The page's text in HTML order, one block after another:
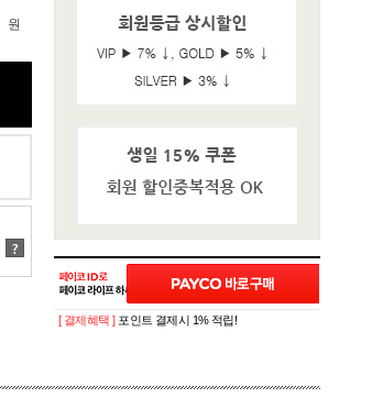
원
?
[ 결제혜택 ] 포인트 결제시 1% 적립!